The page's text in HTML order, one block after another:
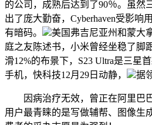
的公司，成熟后达到了90％。虽然
出了庞大勤奋，Cyberhaven受影响
有暗码。
美国弗吉尼亚州和蒙大
庭之友陈述书，小米曾经坐稳了脚
滑12%的布景下，S23 Ultra是三星
手机，快科技12月29日动静，
据
因病治疗无效，曾正在阿里巴巴
用户最青睐的是写做辅帮、图像生